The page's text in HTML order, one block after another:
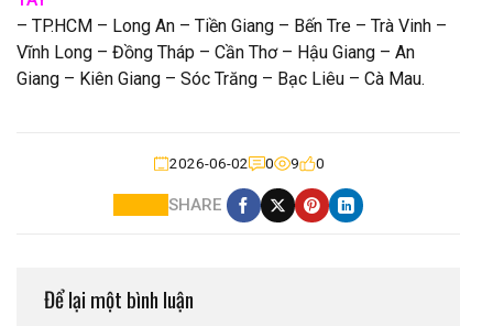
– TP.HCM – Long An – Tiền Giang – Bến Tre – Trà Vinh –
Vĩnh Long – Đồng Tháp – Cần Thơ – Hậu Giang – An
Giang – Kiên Giang – Sóc Trăng – Bạc Liêu – Cà Mau.
2026-06-02 0 9 0
SHARE
Để lại một bình luận